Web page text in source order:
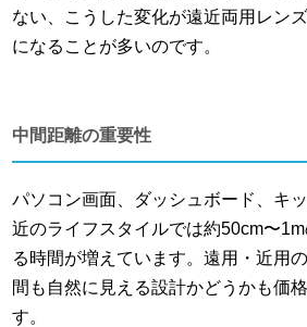
ない、こうした変化が遠近両用レン
になることが多いのです。
中間距離の重要性
パソコン画面、ダッシュボード、キ
近のライフスタイルでは約50cm〜
る時間が増えています。遠用・近用
間も自然に見える設計かどうかも価
す。